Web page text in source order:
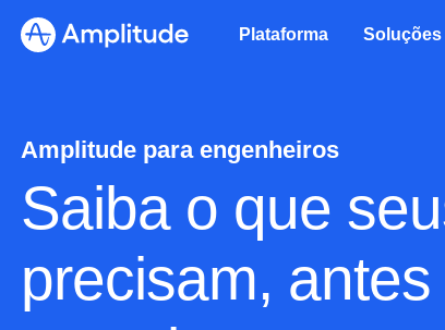
Plataforma Soluções
Amplitude para engenheiros
Saiba o que
precisam,